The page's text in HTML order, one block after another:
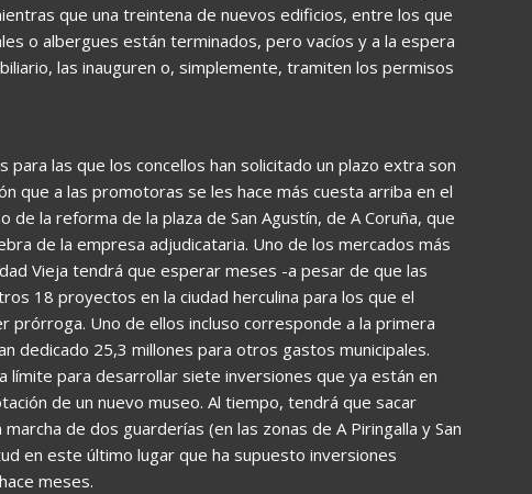
que una treintena de nuevos edificios, entre los que
o albergues están terminados, pero vacíos y a la espera
las inauguren o, simplemente, tramiten los permisos
para las que los concellos han solicitado un plazo extra son
que a las promotoras se les hace más cuesta arriba en el
de la reforma de la plaza de San Agustín, de A Coruña, que
de la empresa adjudicataria. Uno de los mercados más
Vieja tendrá que esperar meses -a pesar de que las
18 proyectos en la ciudad herculina para los que el
prórroga. Uno de ellos incluso corresponde a la primera
dedicado 25,3 millones para otros gastos municipales.
límite para desarrollar siete inversiones que ya están en
de un nuevo museo. Al tiempo, tendrá que sacar
de dos guarderías (en las zonas de A Piringalla y San
en este último lugar que ha supuesto inversiones
meses.